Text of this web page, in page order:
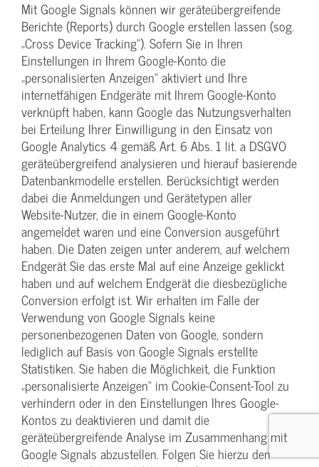
Mit Google Signals können wir geräteübergreifende
Berichte (Reports) durch Google erstellen lassen (sog.
„Cross Device Tracking“). Sofern Sie in Ihren
Einstellungen in Ihrem Google-Konto die
„personalisierten Anzeigen“ aktiviert und Ihre
internetfähigen Endgeräte mit Ihrem Google-Konto
verknüpft haben, kann Google das Nutzungsverhalten
bei Erteilung Ihrer Einwilligung in den Einsatz von
Google Analytics 4 gemäß Art. 6 Abs. 1 lit. a DSGVO
geräteübergreifend analysieren und hierauf basierende
Datenbankmodelle erstellen. Berücksichtigt werden
dabei die Anmeldungen und Gerätetypen aller
Website-Nutzer, die in einem Google-Konto
angemeldet waren und eine Conversion ausgeführt
haben. Die Daten zeigen unter anderem, auf welchem
Endgerät Sie das erste Mal auf eine Anzeige geklickt
haben und auf welchem Endgerät die diesbezügliche
Conversion erfolgt ist. Wir erhalten im Falle der
Verwendung von Google Signals keine
personenbezogenen Daten von Google, sondern
lediglich auf Basis von Google Signals erstellte
Statistiken. Sie haben die Möglichkeit, die Funktion
„personalisierte Anzeigen“ im Cookie-Consent-Tool zu
verhindern oder in den Einstellungen Ihres Google-
Kontos zu deaktivieren und damit die
geräteübergreifende Analyse im Zusammenhang mit
Google Signals abzustellen. Folgen Sie hierzu den